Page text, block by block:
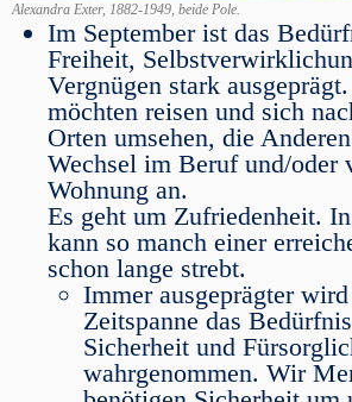
Alexandra Exter, 1882-1949, beide Pole.
Im September ist das
Freiheit,
Vergnügen stark
möchten reisen und sich
Orten umsehen, die
Wechsel im Beruf und/oder
Wohnung an.
Es geht um Zufriedenheit.
kann so manch einer
schon lange strebt.
Immer ausgeprägter
Zeitspanne das
Sicherheit und
wahrgenommen. Wir